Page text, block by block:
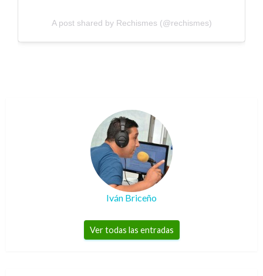
A post shared by Rechismes (@rechismes)
Iván Briceño
Ver todas las entradas